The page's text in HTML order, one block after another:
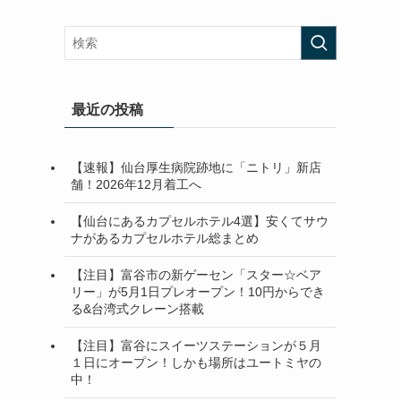
最近の投稿
【速報】仙台厚生病院跡地に「ニトリ」新店
舗！2026年12月着工へ
【仙台にあるカプセルホテル4選】安くてサウ
ナがあるカプセルホテル総まとめ
【注目】富谷市の新ゲーセン「スター☆ベア
リー」が5月1日プレオープン！10円からでき
る&台湾式クレーン搭載
【注目】富谷にスイーツステーションが５月
１日にオープン！しかも場所はユートミヤの
中！